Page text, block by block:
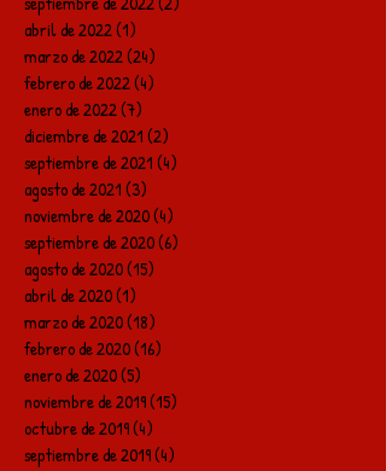
abril de 2022(1)
marzo de 2022(24)
febrero de 2022(4)
enero de 2022(7)
diciembre de 2021(2)
septiembre de 2021(4)
agosto de 2021(3)
noviembre de 2020(4)
septiembre de 2020(6)
agosto de 2020(15)
abril de 2020(1)
marzo de 2020(18)
febrero de 2020(16)
enero de 2020(5)
noviembre de 2019(15)
octubre de 2019(4)
septiembre de 2019(4)